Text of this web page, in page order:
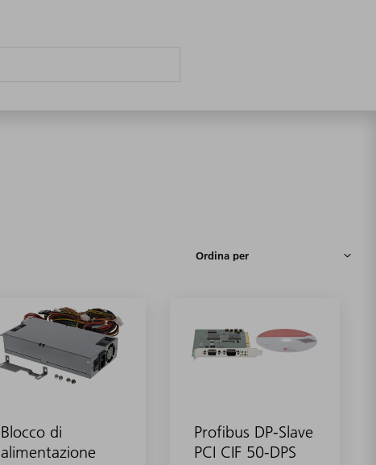
Blocco di
alimentazione
Profibus DP-Slave
PCI CIF 50-DPS